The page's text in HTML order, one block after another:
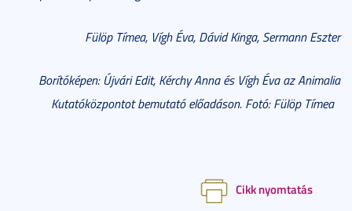
Fülöp Tímea, Vígh Éva, Dávid Kinga, Sermann Eszter
Borítóképen: Újvári Edit, Kérchy Anna és Vígh Éva az Animalia
Kutatóközpontot bemutató előadáson. Fotó: Fülöp Tímea
Cikk nyomtatás